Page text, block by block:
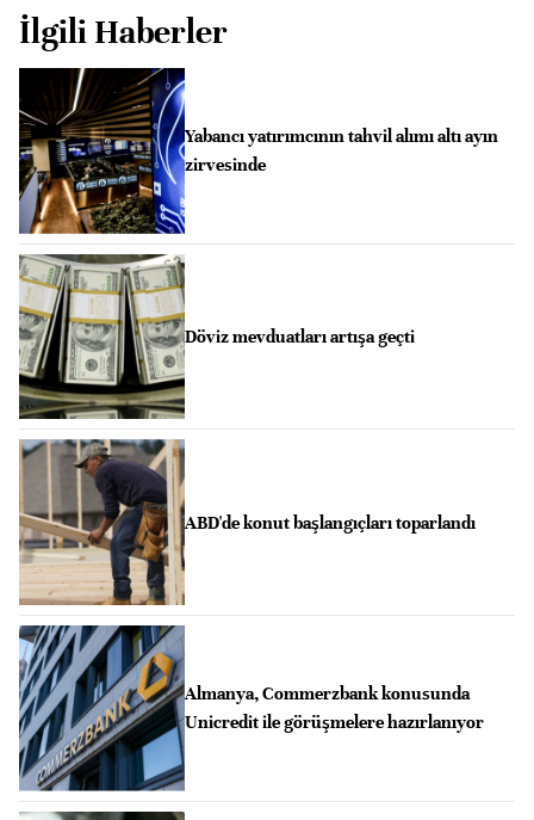
İlgili Haberler
Yabancı yatırımcının tahvil alımı altı ayın
zirvesinde
Döviz mevduatları artışa geçti
ABD'de konut başlangıçları toparlandı
Almanya, Commerzbank konusunda
Unicredit ile görüşmelere hazırlanıyor